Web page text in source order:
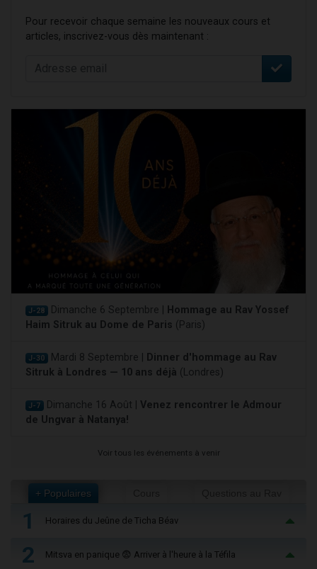
Pour recevoir chaque semaine les nouveaux cours et
articles, inscrivez-vous dès maintenant :
J-28 Dimanche 6 Septembre |
Hommage au Rav Yossef
Haim Sitruk au Dome de Paris (Paris)
J-30 Mardi 8 Septembre |
Dinner d'hommage au Rav
Sitruk à Londres — 10 ans déjà (Londres)
J-7 Dimanche 16 Août | Venez rencontrer le Admour
de Ungvar à Natanya!
Voir tous les événements à venir
+ Populaires
1 Horaires du Jeûne de Ticha Béav
2 Mitsva en panique 😨 Arriver à l'heure à la Téfila